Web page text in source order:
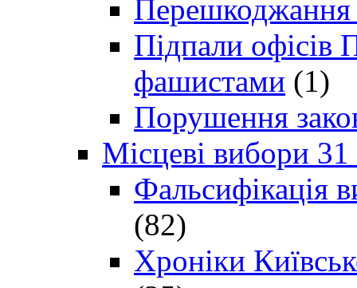
Перешкоджання
Підпали офісів
фашистами (1)
Порушення
Місцеві вибори
Фальсифікація
(82)
Хроніки